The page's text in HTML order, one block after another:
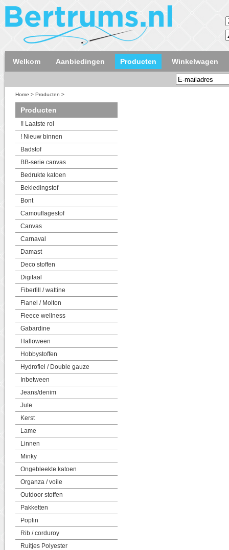
Welkom Aanbiedingen Producten Winkelwagen
Home > Producten >
Producten
!! Laatste rol
! Nieuw binnen
Badstof
BB-serie canvas
Bedrukte katoen
Bekledingstof
Bont
Camouflagestof
Canvas
Carnaval
Damast
Deco stoffen
Digitaal
Fiberfill / wattine
Flanel / Molton
Fleece wellness
Gabardine
Halloween
Hobbystoffen
Hydrofiel / Double gauze
Inbetween
Jeans/denim
Jute
Kerst
Lame
Linnen
Minky
Ongebleekte katoen
Organza / voile
Outdoor stoffen
Pakketten
Poplin
Rib / corduroy
Ruitjes Polyester